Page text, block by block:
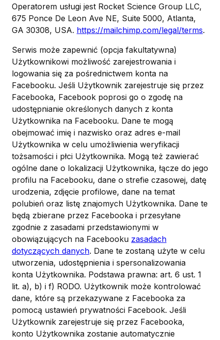
Operatorem usługi jest Rocket Science Group LLC,
675 Ponce De Leon Ave NE, Suite 5000, Atlanta,
GA 30308, USA. https://mailchimp.com/legal/terms.
Serwis może zapewnić (opcja fakultatywna)
Użytkownikowi możliwość zarejestrowania i
logowania się za pośrednictwem konta na
Facebooku. Jeśli Użytkownik zarejestruje się przez
Facebooka, Facebook poprosi go o zgodę na
udostępnianie określonych danych z konta
Użytkownika na Facebooku. Dane te mogą
obejmować imię i nazwisko oraz adres e-mail
Użytkownika w celu umożliwienia weryfikacji
tożsamości i płci Użytkownika. Mogą też zawierać
ogólne dane o lokalizacji Użytkownika, łącze do jego
profilu na Facebooku, dane o strefie czasowej, datę
urodzenia, zdjęcie profilowe, dane na temat
polubień oraz listę znajomych Użytkownika. Dane te
będą zbierane przez Facebooka i przesyłane
zgodnie z zasadami przedstawionymi w
obowiązujących na Facebooku zasadach
dotyczących danych. Dane te zostaną użyte w celu
utworzenia, udostępnienia i spersonalizowania
konta Użytkownika. Podstawa prawna: art. 6 ust. 1
lit. a), b) i f) RODO. Użytkownik może kontrolować
dane, które są przekazywane z Facebooka za
pomocą ustawień prywatności Facebook. Jeśli
Użytkownik zarejestruje się przez Facebooka,
konto Użytkownika zostanie automatycznie